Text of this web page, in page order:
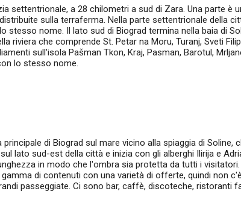
settentrionale, a 28 chilometri a sud di Zara. Una parte è
sulla terraferma. Nella parte settentrionale della
stesso nome. Il lato sud di Biograd termina nella baia di
riviera che comprende St. Petar na Moru, Turanj, Sveti
sull'isola Pašman Tkon, Kraj, Pasman, Barotul,
lo stesso nome.
principale di Biograd sul mare vicino alla spiaggia di Soline,
lato sud-est della città e inizia con gli alberghi Ilirija e
in modo che l'ombra sia protetta da tutti i
di contenuti con una varietà di offerte, quindi non
passeggiate. Ci sono bar, caffè, discoteche, ristoranti